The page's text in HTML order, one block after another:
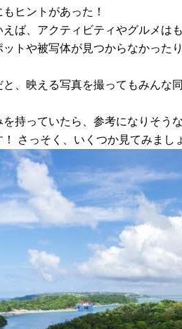
ヒントがあった！
ば、アクティビティやグルメは
トや被写体が見つからなかった
、映える写真を撮ってもみんな
を持っていたら、参考になりそ
さっそく、いくつか見てみまし